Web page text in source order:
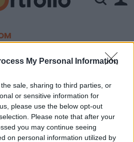
My Personal Information
sale, sharing to third parties, or
or sensitive information for
please use the below opt-out
Please note that after your
you may continue seeing
on personal information utilized by
elemző az Alteo
második